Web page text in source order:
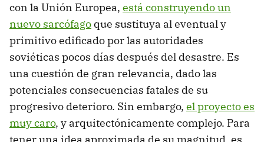
con la Unión Europea, está construyendo un
nuevo sarcófago que sustituya al eventual y
primitivo edificado por las autoridades
soviéticas pocos días después del desastre. Es
una cuestión de gran relevancia, dado las
potenciales consecuencias fatales de su
progresivo deterioro. Sin embargo, el proyecto es
muy caro, y arquitectónicamente complejo. Para